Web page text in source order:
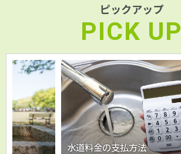
ピックアップ
PICK UP
水道料金の支払方法